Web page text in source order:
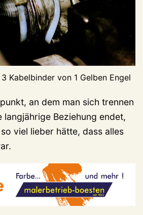
Kabelbinder von 1 Gelben Engel
an dem man sich trennen
langjährige Beziehung endet,
viel lieber hätte, dass alles